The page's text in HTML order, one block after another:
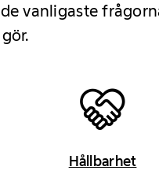
vanligaste
Hållbarhet